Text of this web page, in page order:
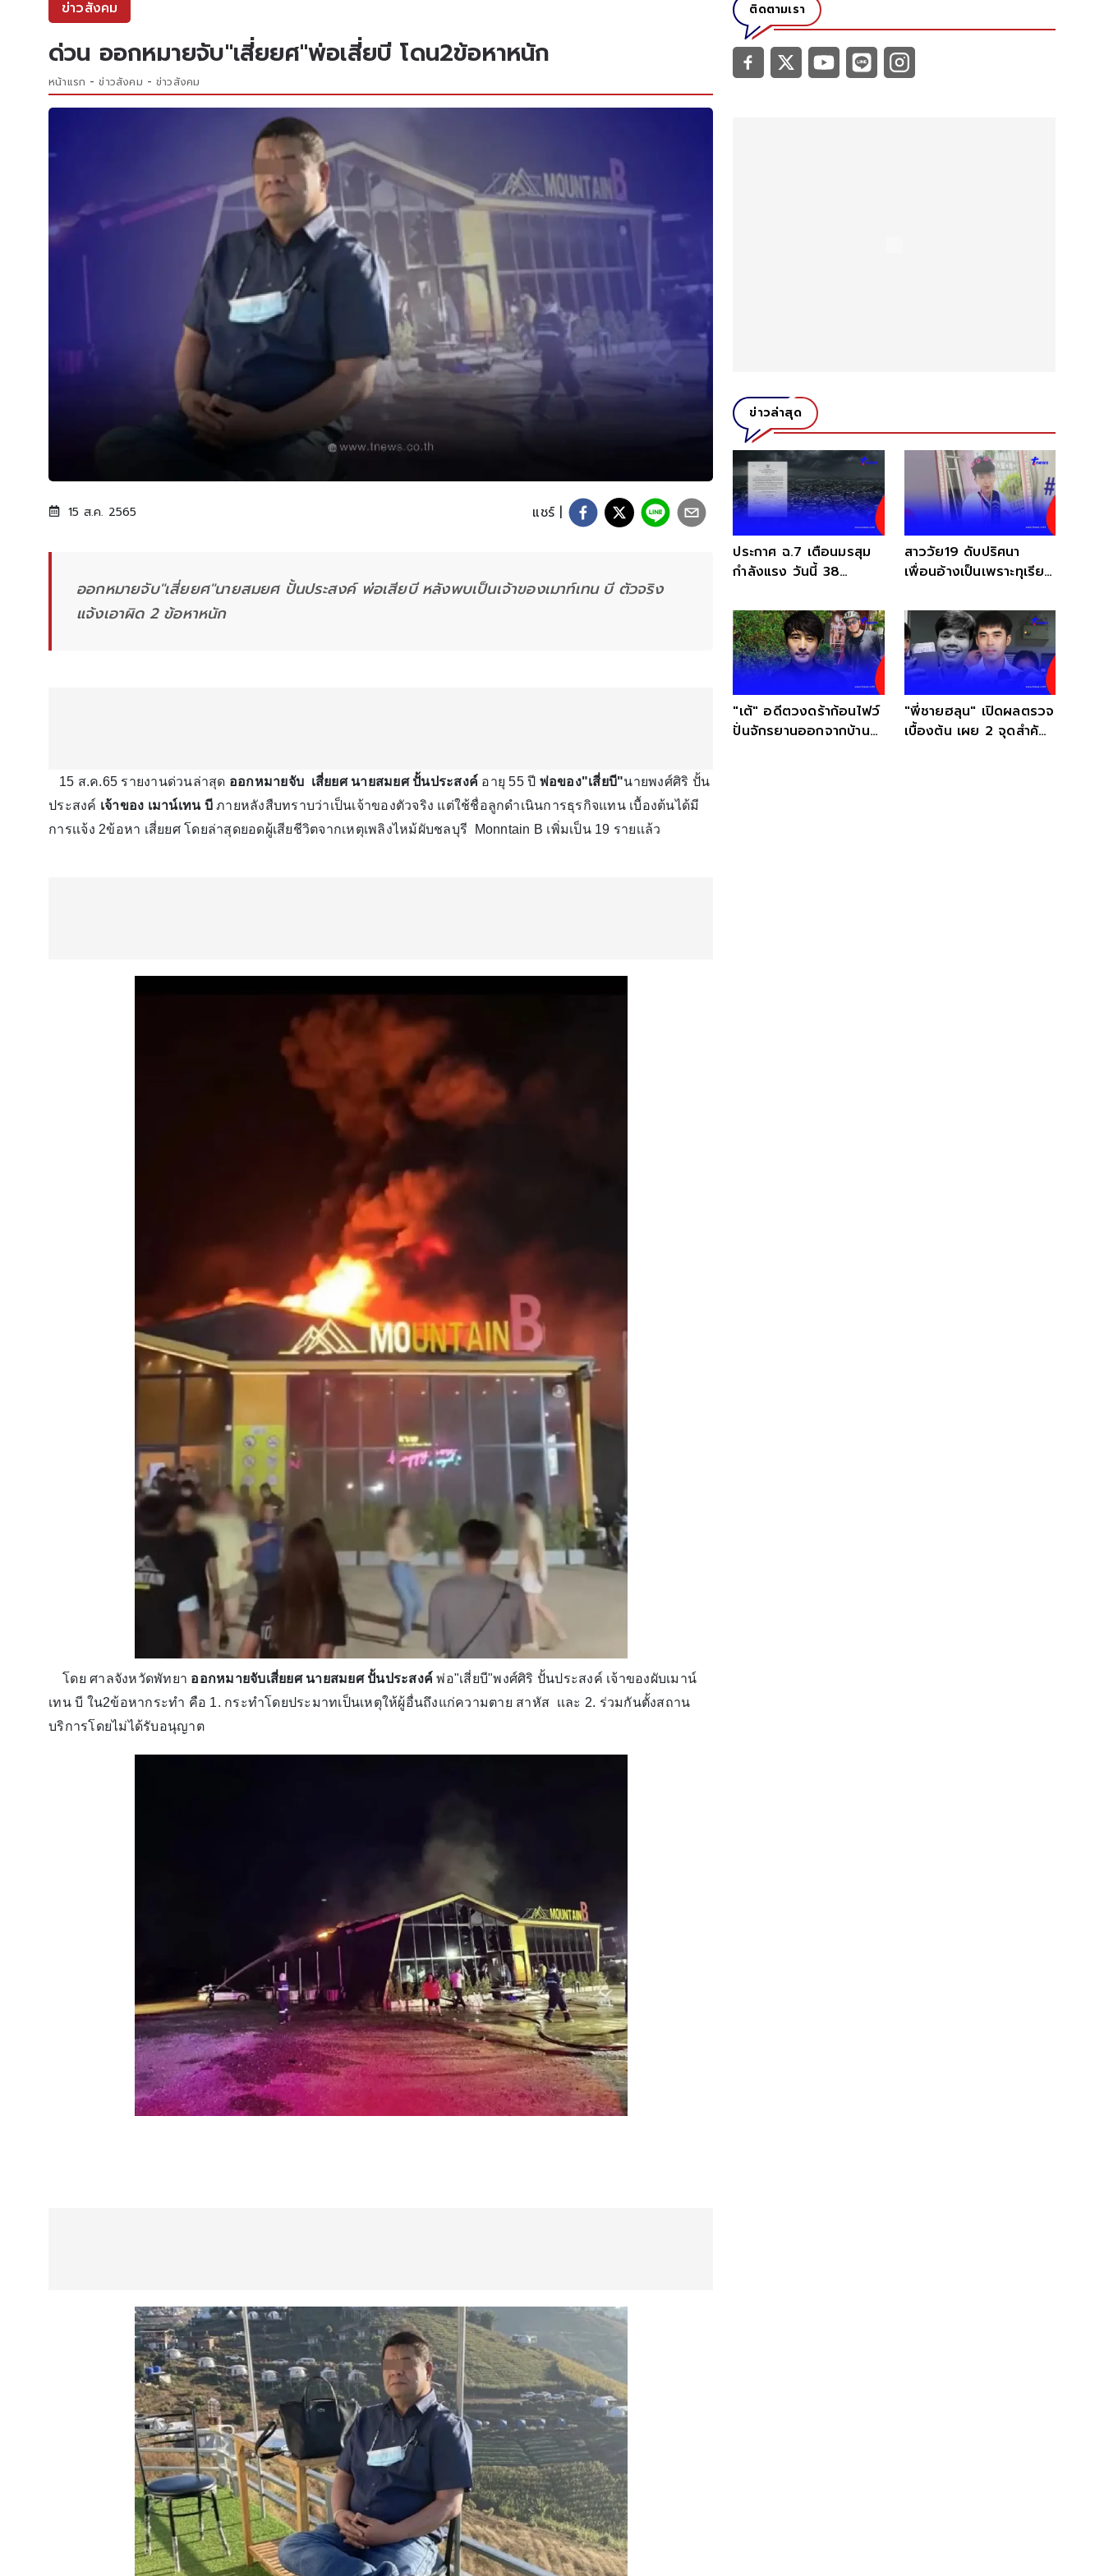
ข่าวสังคม
ด่วน ออกหมายจับ"เสี่ยยศ"พ่อเสี่ยบี โดน2ข้อหาหนัก
หน้าแรก ข่าวสังคม ข่าวสังคม
15 ส.ค. 2565 แชร์ |
ออกหมายจับ"เสี่ยยศ"นายสมยศ ปั้นประสงค์ พ่อเสียบี หลังพบเป็นเจ้าของเมาท์เทน บี ตัวจริง
แจ้งเอาผิด 2 ข้อหาหนัก
15 ส.ค.65 รายงานด่วนล่าสุด ออกหมายจับ เสี่ยยศ นายสมยศ ปั้นประสงค์ อายุ 55 ปี พ่อของ"เสี่ยบี"นายพงศ์ศิริ ปั้น
ประสงค์ เจ้าของ เมาน์เทน บีภายหลังสืบทราบว่าเป็นเจ้าของตัวจริง แต่ใช้ชื่อลูกดำเนินการธุรกิจแทน เบื้องต้นได้มี
การเเจ้ง 2ข้อหา เสี่ยยศ โดยล่าสุดยอดผู้เสียชีวิตจากเหตุเพลิงไหม้ผับชลบุรี Monntain B เพิ่มเป็น 19 รายเเล้ว
โดย ศาลจังหวัดพัทยา ออกหมายจับเสี่ยยศ นายสมยศ ปั้นประสงค์พ่อ"เสี่ยบี"พงศ์ศิริ ปั้นประสงค์ เจ้าของผับเมาน์
เทน บี ใน2ข้อหากระทำ คือ 1. กระทำโดยประมาทเป็นเหตุให้ผู้อื่นถึงแก่ความตาย สาหัส เเละ 2. ร่วมกันตั้งสถาน
บริการโดยไม่ได้รับอนุญาต
ติดตามเรา
ข่าวล่าสุด
ประกาศ ฉ.7 เตือนมรสุม
กำลังแรง วันนี้ 38
มาก
สาววัย19 ดับปริศนา
เพื่อนอ้างเป็นเพราะทุเรียน
"เต้" อดีตวงดร้าก้อนไฟว์
ปั่นจักรยานออกจากบ้าน
"พี่ชายฮลุน" เปิดผลตรวจ
เบื้องต้น เผย 2 จุดสำคัญ